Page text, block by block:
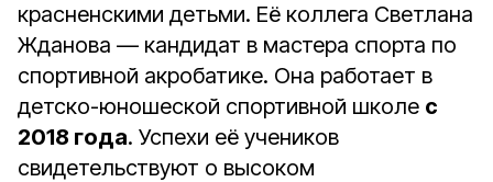
красненскими детьми. Её коллега Светлана
Жданова — кандидат в мастера спорта по
спортивной акробатике. Она работает в
детско-юношеской спортивной школе с
2018 года. Успехи её учеников
свидетельствуют о высоком